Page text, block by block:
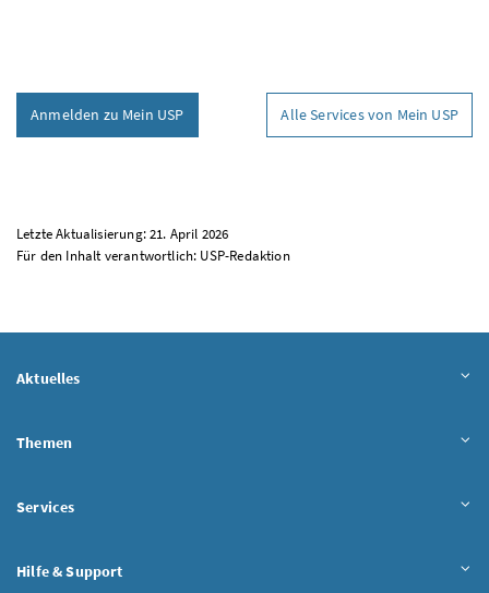
Alle Services von Mein USP
Anmelden zu Mein USP
Letzte Aktualisierung: 21. April 2026
Für den Inhalt verantwortlich: USP-Redaktion
Aktuelles
Themen
Services
Hilfe & Support